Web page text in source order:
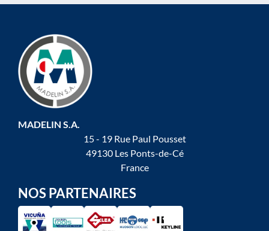
MADELIN S.A.
15 - 19 Rue Paul Pousset
49130 Les Ponts-de-Cé
France
NOS PARTENAIRES